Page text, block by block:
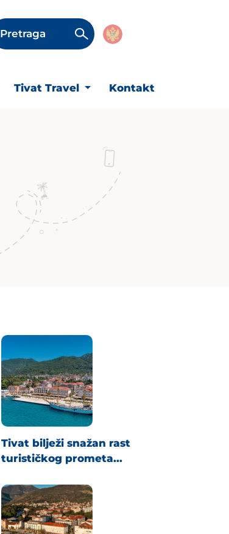
Pretraga
Tivat Travel Kontakt
Tivat bilježi snažan rast
turističkog prometa...